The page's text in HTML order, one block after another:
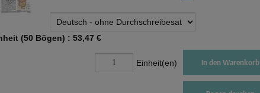
(50 Bögen) : 53,47 €
Einheit(en) In den Warenkorb